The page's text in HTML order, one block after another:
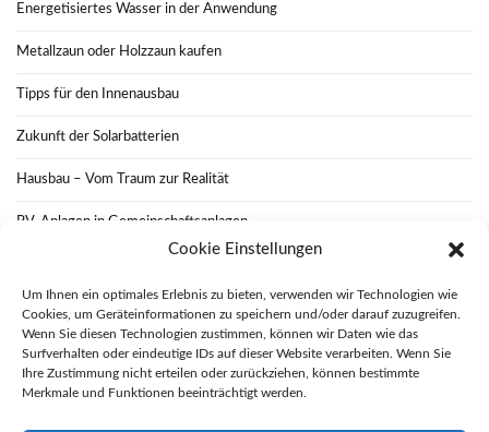
Cookie Einstellungen
Um Ihnen ein optimales Erlebnis zu bieten, verwenden wir Technologien wie
Cookies, um Geräteinformationen zu speichern und/oder darauf zuzugreifen.
Wenn Sie diesen Technologien zustimmen, können wir Daten wie das
Surfverhalten oder eindeutige IDs auf dieser Website verarbeiten. Wenn Sie
Ihre Zustimmung nicht erteilen oder zurückziehen, können bestimmte
Merkmale und Funktionen beeinträchtigt werden.
Energetisiertes Wasser in der Anwendung
Metallzaun oder Holzzaun kaufen
Tipps für den Innenausbau
Zukunft der Solarbatterien
Hausbau – Vom Traum zur Realität
PV-Anlagen in Gemeinschaftsanlagen
Das Flair von Altbauten bewahren
Solarenergie und Net Metering